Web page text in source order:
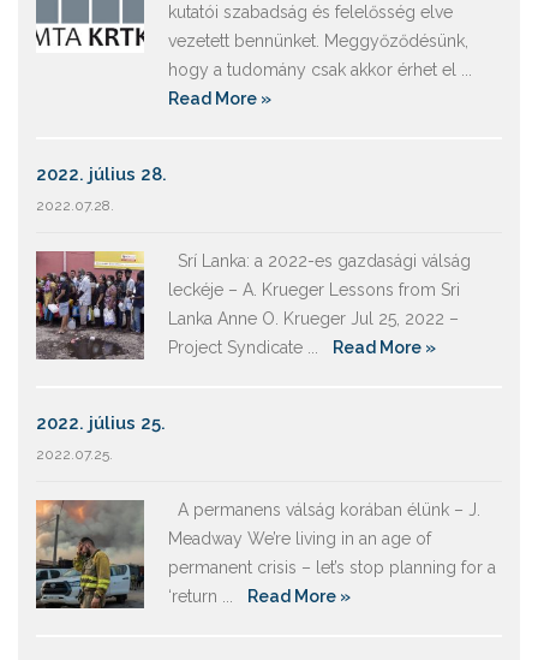
kutatói szabadság és felelősség elve
vezetett bennünket. Meggyőződésünk,
hogy a tudomány csak akkor érhet el ...
Read More »
2022. július 28.
2022.07.28.
Srí Lanka: a 2022-es gazdasági válság
leckéje – A. Krueger Lessons from Sri
Lanka Anne O. Krueger Jul 25, 2022 –
Project Syndicate ...
Read More »
2022. július 25.
2022.07.25.
A permanens válság korában élünk – J.
Meadway We’re living in an age of
permanent crisis – let’s stop planning for a
‘return ...
Read More »